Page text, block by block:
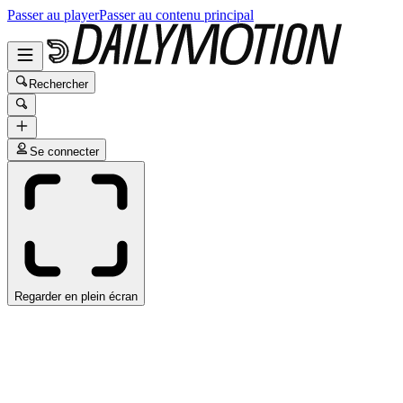
Passer au playerPasser au contenu principal
Rechercher
Se connecter
Regarder en plein écran